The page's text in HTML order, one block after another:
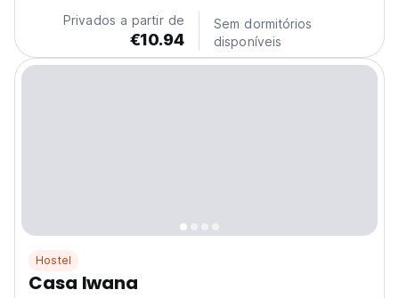
Guayaquil, como não se vê em lugar algum.
Oferecemos serviço...
Privados a partir de
€10.94
Sem dormitórios
disponíveis
Hostel
Casa Iwana